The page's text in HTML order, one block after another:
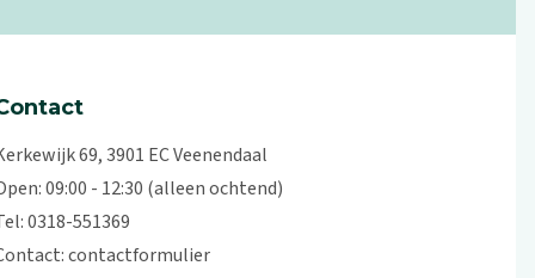
69, 3901 EC Veenendaal
09:00 - 12:30 (alleen ochtend)
0318-551369
contactformulier